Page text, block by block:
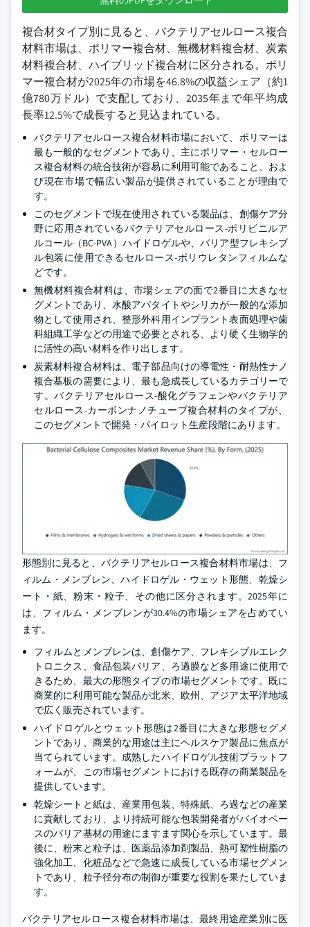
複合材タイプ別に見ると、バクテリアセルロース複合
材料市場は、ポリマー複合材、無機材料複合材、炭素
材料複合材、ハイブリッド複合材に区分される。ポリ
マー複合材が2025年の市場を46.8%の収益シェア（約1
億780万ドル）で支配しており、2035年まで年平均成
長率12.5%で成長すると見込まれている。
バクテリアセルロース複合材料市場において、ポリマーは
最も一般的なセグメントであり、主にポリマー・セルロー
ス複合材料の統合技術が容易に利用可能であること、およ
び現在市場で幅広い製品が提供されていることが理由で
す。
このセグメントで現在使用されている製品は、創傷ケア分
野に応用されているバクテリアセルロース-ポリビニルア
ルコール（BC-PVA）ハイドロゲルや、バリア型フレキシブ
ル包装に使用できるセルロース-ポリウレタンフィルムな
どです。
無機材料複合材料は、市場シェアの面で2番目に大きなセ
グメントであり、水酸アパタイトやシリカが一般的な添加
物として使用され、整形外科用インプラント表面処理や歯
科組織工学などの用途で必要とされる、より硬く生物学的
に活性の高い材料を作り出します。
炭素材料複合材料は、電子部品向けの導電性・耐熱性ナノ
複合基板の需要により、最も急成長しているカテゴリーで
す。バクテリアセルロース-酸化グラフェンやバクテリア
セルロース-カーボンナノチューブ複合材料のタイプが、
このセグメントで開発・パイロット生産段階にあります。
形態別に見ると、バクテリアセルロース複合材料市場は、フ
ィルム・メンブレン、ハイドロゲル・ウェット形態、乾燥シ
ート・紙、粉末・粒子、その他に区分されます。2025年に
は、フィルム・メンブレンが30.4%の市場シェアを占めてい
ます。
フィルムとメンブレンは、創傷ケア、フレキシブルエレク
トロニクス、食品包装バリア、ろ過膜など多用途に使用で
きるため、最大の形態タイプの市場セグメントです。既に
商業的に利用可能な製品が北米、欧州、アジア太平洋地域
で広く販売されています。
ハイドロゲルとウェット形態は2番目に大きな形態セグメ
ントであり、商業的な用途は主にヘルスケア製品に焦点が
当てられています。成熟したハイドロゲル技術プラットフ
ォームが、この市場セグメントにおける既存の商業製品を
提供しています。
乾燥シートと紙は、産業用包装、特殊紙、ろ過などの産業
に貢献しており、より持続可能な包装開発者がバイオベー
スのバリア基材の用途にますます関心を示しています。最
後に、粉末と粒子は、医薬品添加剤製品、熱可塑性樹脂の
強化加工、化粧品などで急速に成長している市場セグメン
トであり、粒子径分布の制御が重要な役割を果たしていま
す。
バクテリアセルロース複合材料市場は、最終用途産業別に医